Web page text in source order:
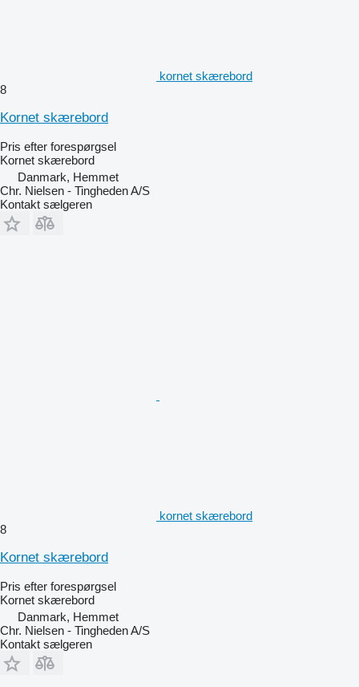
kornet skærebord
8
Kornet skærebord
Pris efter forespørgsel
Kornet skærebord
Danmark, Hemmet
Chr. Nielsen - Tingheden A/S
Kontakt sælgeren
kornet skærebord
8
Kornet skærebord
Pris efter forespørgsel
Kornet skærebord
Danmark, Hemmet
Chr. Nielsen - Tingheden A/S
Kontakt sælgeren